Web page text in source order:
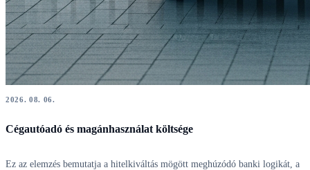
2026. 08. 06.
Cégautóadó és magánhasználat költsége
Ez az elemzés bemutatja a hitelkiváltás mögött meghúzódó banki logikát, a